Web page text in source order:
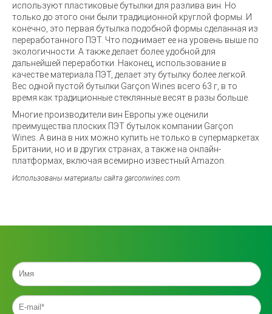
используют пластиковые бутылки для разлива вин. Но
только до этого они были традиционной круглой формы. И
конечно, это первая бутылка подобной формы сделанная из
переработанного ПЭТ. Что поднимает ее на уровень выше по
экологичности. А также делает более удобной для
дальнейшей переработки. Наконец, использование в
качестве материала ПЭТ, делает эту бутылку более легкой.
Вес одной пустой бутылки Garçon Wines всего 63 г, в то
время как традиционные стеклянные весят в разы больше.
Многие производители вин Европы уже оценили
преимущества плоских ПЭТ бутылок компании Garçon
Wines. А вина в них можно купить не только в супермаркетах
Британии, но и в других странах, а также на онлайн-
платформах, включая всемирно известный Amazon.
Использованы материалы сайта garconwines.com.